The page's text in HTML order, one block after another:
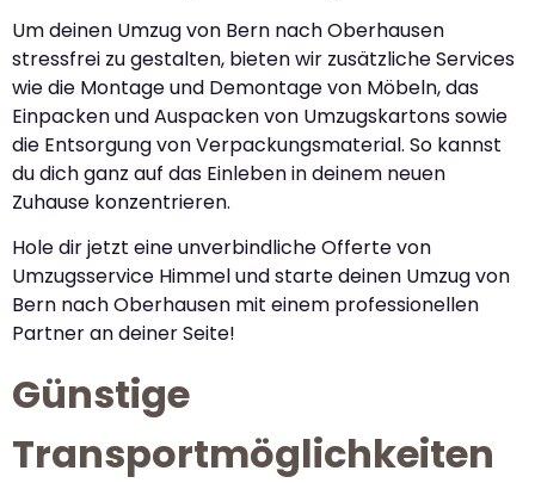
Um deinen Umzug von Bern nach Oberhausen
stressfrei zu gestalten, bieten wir zusätzliche Services
wie die Montage und Demontage von Möbeln, das
Einpacken und Auspacken von Umzugskartons sowie
die Entsorgung von Verpackungsmaterial. So kannst
du dich ganz auf das Einleben in deinem neuen
Zuhause konzentrieren.
Hole dir jetzt eine unverbindliche Offerte von
Umzugsservice Himmel und starte deinen Umzug von
Bern nach Oberhausen mit einem professionellen
Partner an deiner Seite!
Günstige
Transportmöglichkeiten